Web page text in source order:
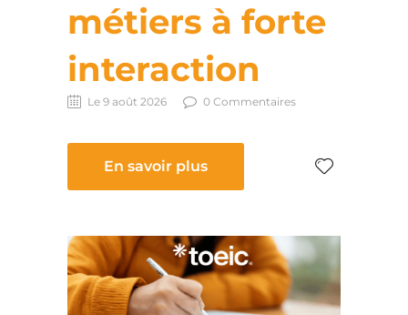
métiers à forte
interaction
Le 9 août 2026 0 Commentaires
En savoir plus